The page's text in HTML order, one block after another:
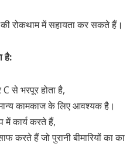
रोकथाम में सहायता कर सकते हैं।
है:
भरपूर होता है,
कामकाज के लिए आवश्यक है।
में कार्य करते हैं,
करते हैं जो पुरानी बीमारियों का का